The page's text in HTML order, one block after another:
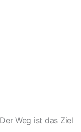
Der Weg ist das Ziel